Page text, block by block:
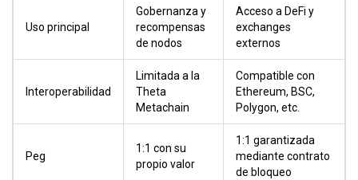
Uso principal
Gobernanza y
recompensas
de nodos
Acceso a DeFi y
exchanges
externos
Interoperabilidad
Limitada a la
Theta
Metachain
Compatible con
Ethereum, BSC,
Polygon, etc.
Peg
1:1 con su
propio valor
1:1 garantizada
mediante contrato
de bloqueo